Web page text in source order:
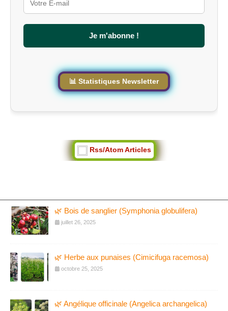
Je m'abonne !
📊 Statistiques Newsletter
Rss/Atom Articles
🌿 Bois de sanglier (Symphonia globulifera)
juillet 26, 2025
🌿 Herbe aux punaises (Cimicifuga racemosa)
octobre 25, 2025
🌿 Angélique officinale (Angelica archangelica)